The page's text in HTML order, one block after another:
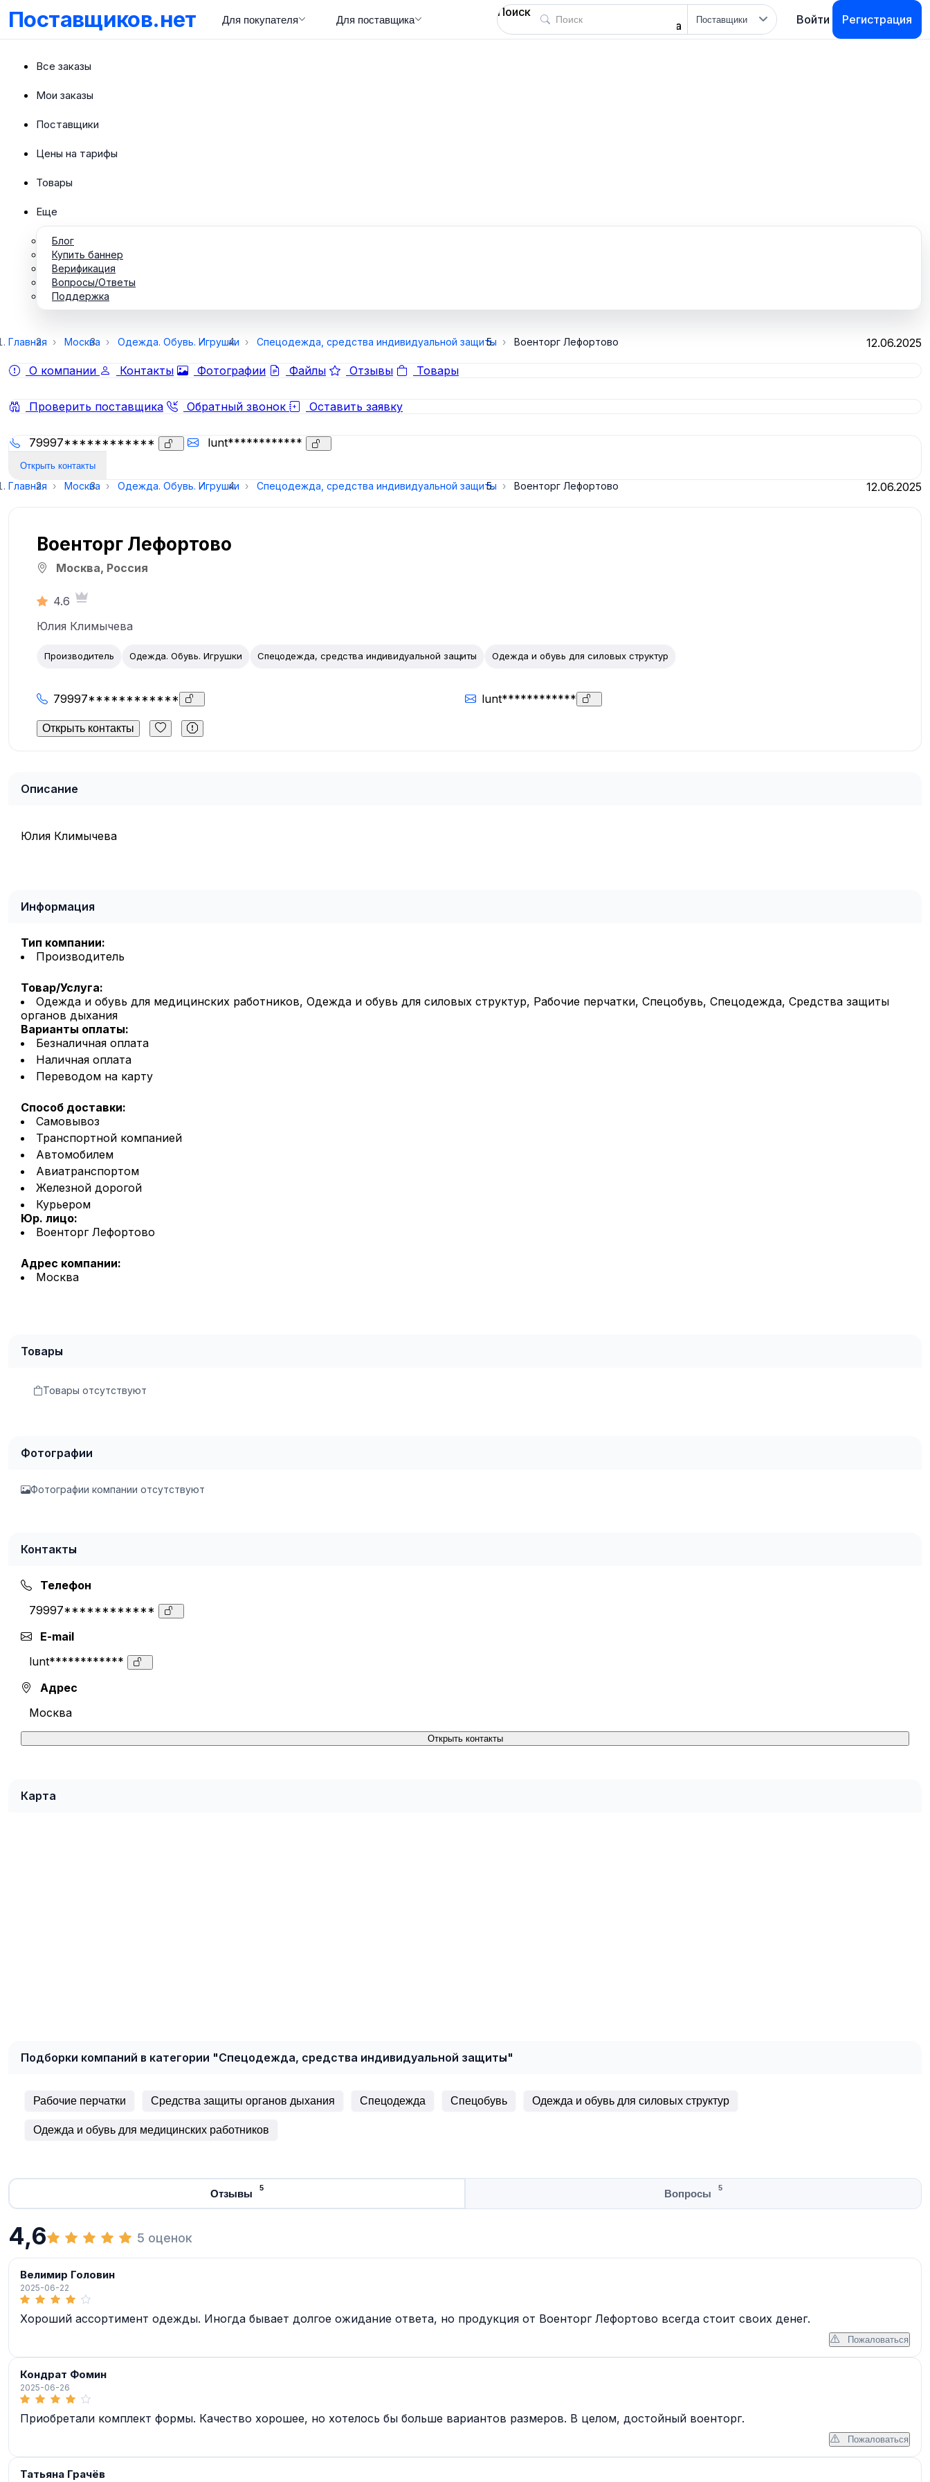
Поставщиков.нет Для покупателя Для поставщика
Поиск
поиска
Войти Регистрация
Все заказы
Мои заказы
Поставщики
Цены на тарифы
Товары
Еще
Блог
Купить баннер
Верификация
Вопросы/Ответы
Поддержка
Главная Москва Одежда. Обувь. Игрушки Спецодежда, средства индивидуальной защиты Военторг Лефортово
12.06.2025
О компании
Контакты Фотографии Файлы Отзывы Товары
Проверить поставщика Обратный звонок Оставить заявку
79997************ lunt************
Открыть контакты
Главная Москва Одежда. Обувь. Игрушки Спецодежда, средства индивидуальной защиты Военторг Лефортово 12.06.2025
Военторг Лефортово
Москва, Россия
4.6
Юлия Климычева
Производитель Одежда. Обувь. Игрушки Спецодежда, средства индивидуальной защиты Одежда и обувь для силовых структур
79997************ lunt************
Открыть контакты
Описание
Юлия Климычева
Информация
Тип компании:
Производитель
Товар/Услуга:
Одежда и обувь для медицинских работников, Одежда и обувь для силовых структур, Рабочие перчатки, Спецобувь, Спецодежда, Средства защиты
органов дыхания
Варианты оплаты:
Безналичная оплата
Наличная оплата
Переводом на карту
Способ доставки:
Самовывоз
Транспортной компанией
Автомобилем
Авиатранспортом
Железной дорогой
Курьером
Юр. лицо:
Военторг Лефортово
Адрес компании:
Москва
Товары
Товары отсутствуют
Фотографии
Фотографии компании отсутствуют
Контакты
Телефон
79997************
E-mail
lunt************
Адрес
Москва
Открыть контакты
Карта
Подборки компаний в категории "Спецодежда, средства индивидуальной защиты"
Рабочие перчатки Средства защиты органов дыхания Спецодежда Спецобувь Одежда и обувь для силовых структур
Одежда и обувь для медицинских работников
Отзывы 5 Вопросы 5
4,6 5 оценок
Велимир Головин
2025-06-22
Хороший ассортимент одежды. Иногда бывает долгое ожидание ответа, но продукция от Военторг Лефортово всегда стоит своих денег.
Пожаловаться
Кондрат Фомин
2025-06-26
Приобретали комплект формы. Качество хорошее, но хотелось бы больше вариантов размеров. В целом, достойный военторг.
Пожаловаться
Татьяна Грачёв